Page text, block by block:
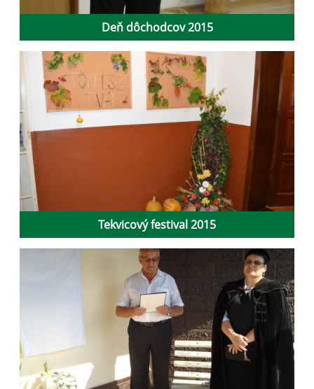
Deň dôchodcov 2015
Tekvicový festival 2015